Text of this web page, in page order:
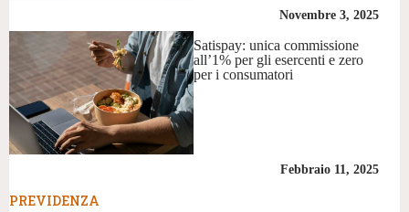
Novembre 3, 2025
Satispay: unica commissione
all’1% per gli esercenti e zero
per i consumatori
Febbraio 11, 2025
PREVIDENZA